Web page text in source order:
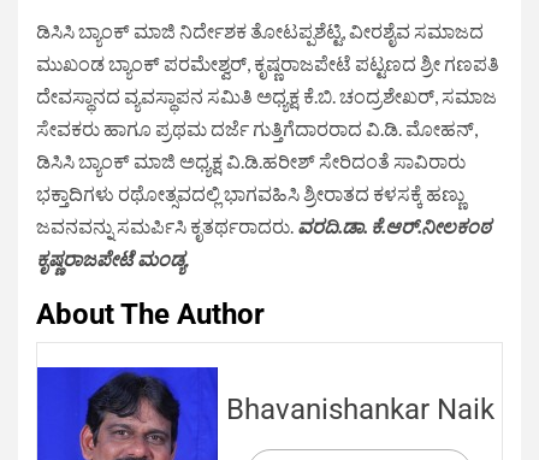
ಡಿಸಿಸಿ ಬ್ಯಾಂಕ್ ಮಾಜಿ ನಿರ್ದೇಶಕ ತೋಟಪ್ಪಶೆಟ್ಟಿ, ವೀರಶೈವ ಸಮಾಜದ
ಮುಖಂಡ ಬ್ಯಾಂಕ್ ಪರಮೇಶ್ವರ್, ಕೃಷ್ಣರಾಜಪೇಟೆ ಪಟ್ಟಣದ ಶ್ರೀ ಗಣಪತಿ
ದೇವಸ್ಥಾನದ ವ್ಯವಸ್ಥಾಪನ ಸಮಿತಿ ಅಧ್ಯಕ್ಷ ಕೆ.ಬಿ. ಚಂದ್ರಶೇಖರ್, ಸಮಾಜ
ಸೇವಕರು ಹಾಗೂ ಪ್ರಥಮ ದರ್ಜೆ ಗುತ್ತಿಗೆದಾರರಾದ ವಿ.ಡಿ. ಮೋಹನ್,
ಡಿಸಿಸಿ ಬ್ಯಾಂಕ್ ಮಾಜಿ ಅಧ್ಯಕ್ಷ ವಿ.ಡಿ.ಹರೀಶ್ ಸೇರಿದಂತೆ ಸಾವಿರಾರು
ಭಕ್ತಾದಿಗಳು ರಥೋತ್ಸವದಲ್ಲಿ ಭಾಗವಹಿಸಿ ಶ್ರೀರಾತದ ಕಳಸಕ್ಕೆ ಹಣ್ಣು
ಜವನವನ್ನು ಸಮರ್ಪಿಸಿ ಕೃತರ್ಥರಾದರು. ವರದಿ.ಡಾ. ಕೆ.ಆರ್.ನೀಲಕಂಠ
ಕೃಷ್ಣರಾಜಪೇಟೆ ಮಂಡ್ಯ.
About The Author
Bhavanishankar Naik